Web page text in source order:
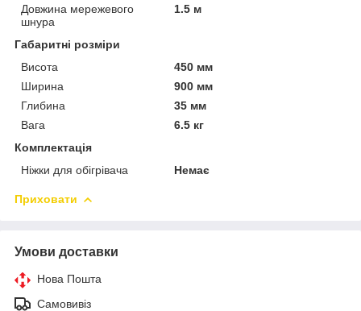
Довжина мережевого
шнура
1.5 м
Габаритні розміри
Висота
450 мм
Ширина
900 мм
Глибина
35 мм
Вага
6.5 кг
Комплектація
Ніжки для обігрівача
Немає
Приховати
Умови доставки
Нова Пошта
Самовивіз